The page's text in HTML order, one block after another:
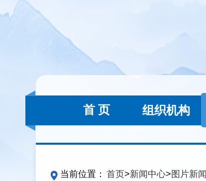
首 页 组织机构
当前位置： 首页>新闻中心> 图片新闻